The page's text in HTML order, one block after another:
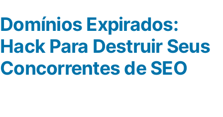
Domínios Expirados:
Hack Para Destruir Seus
Concorrentes de SEO